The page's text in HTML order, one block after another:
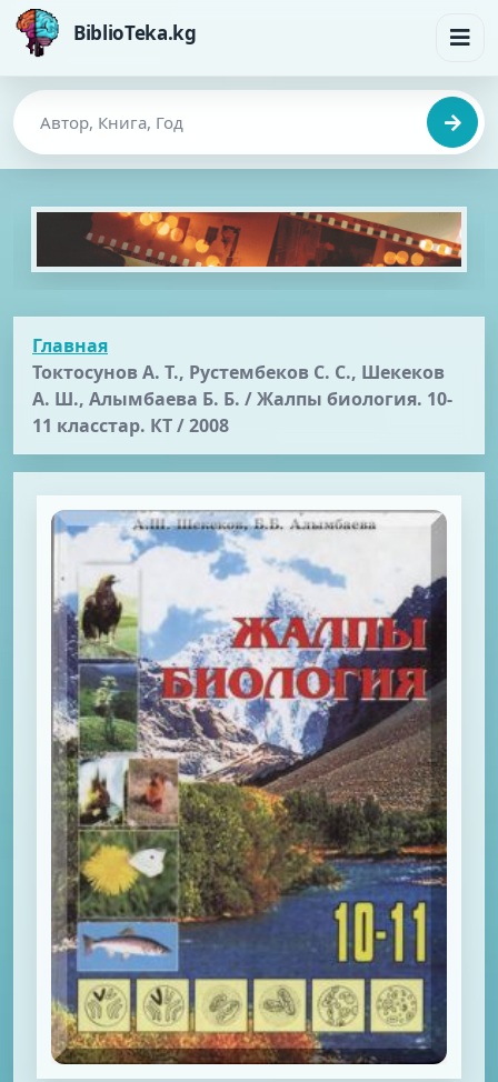
BiblioTeka.kg
Главная
Токтосунов А. Т., Рустембеков С. С., Шекеков
А. Ш., Алымбаева Б. Б. / Жалпы биология. 10-
11 класстар. КТ / 2008